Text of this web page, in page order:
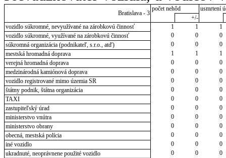
Bratislava - 3
počet nehôd
usmrtení
+/-
vozidlo súkromné, nevyužívané na zárobkovú činnosť
1 1
1
vozidlo súkromné, využívané na zárobkovú činnosť
0 0
0
súkromná organizácia (podnikateľ, s.r.o., atď)
0 0
0
mestská hromadná doprava
1 1
1
verejná hromadná doprava
0 0
0
medzinárodná kamiónová doprava
0 0
0
vozidlo registrované mimo územia SR
0 0
0
štátny podnik, štátna organizácia
0 0
0
TAXI
0 0
0
zastupiteľský úrad
0 0
0
ministerstvo vnútra
0 0
0
ministerstvo obrany
0 0
0
obecná, mestská polícia
0 0
0
iné vozidlo
0 0
0
ukradnuté, neoprávnene použité vozidlo
0 0
0